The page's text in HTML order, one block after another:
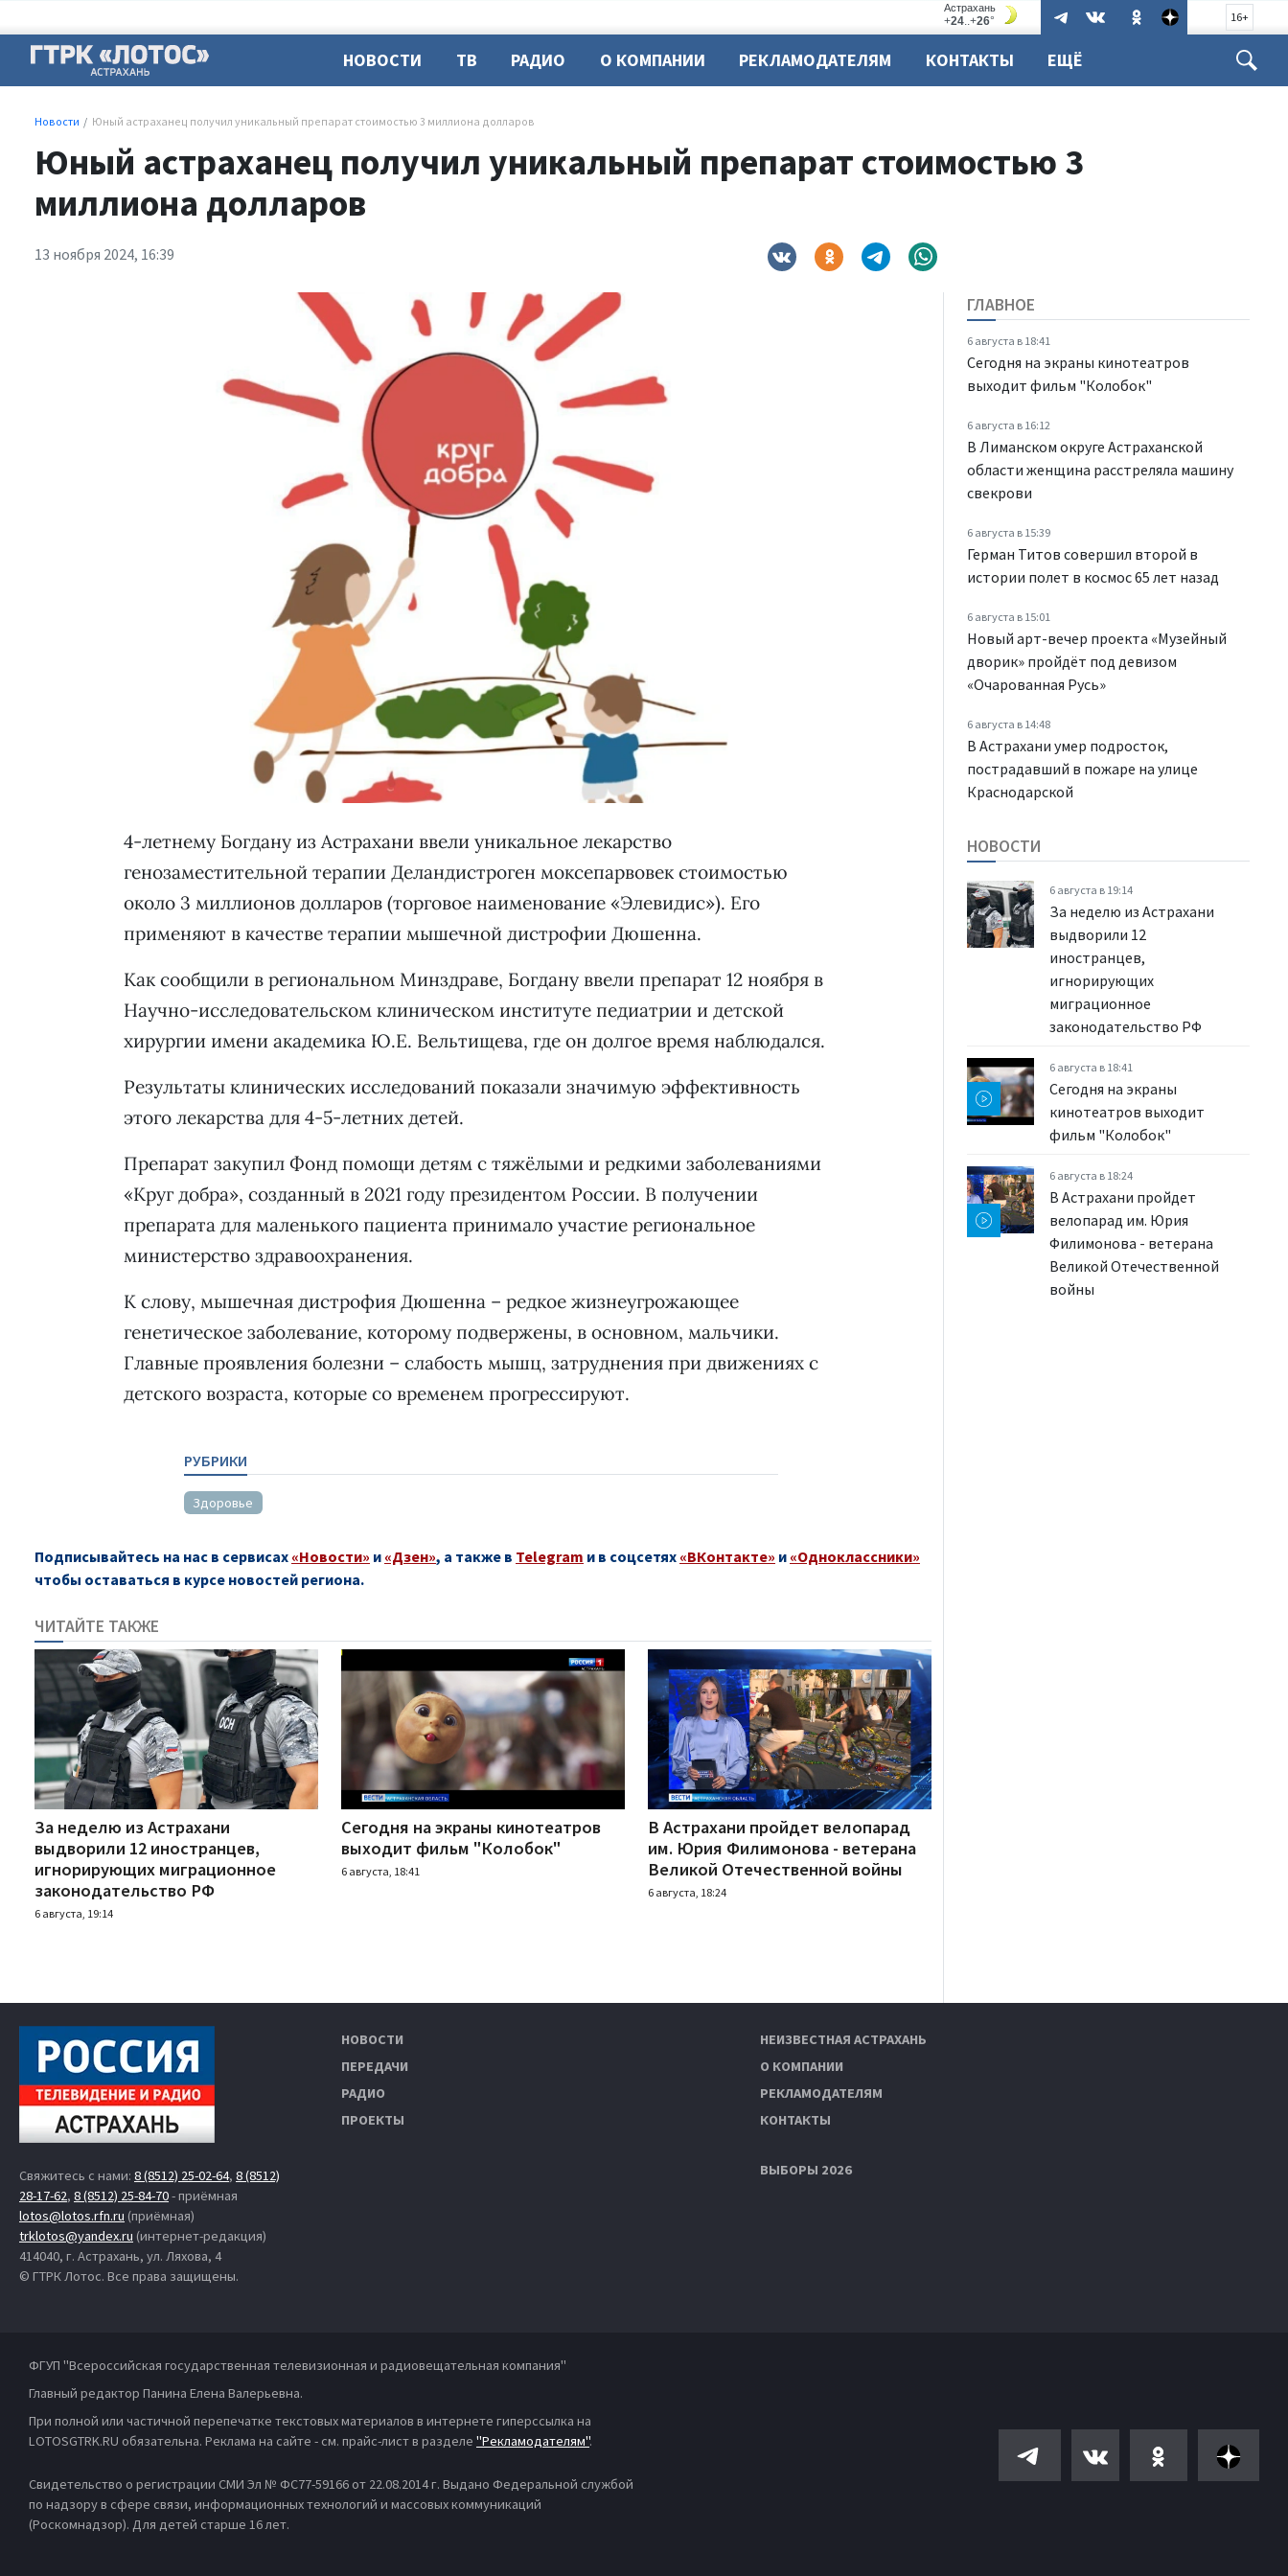
16+
НОВОСТИ ТВ РАДИО О КОМПАНИИ РЕКЛАМОДАТЕЛЯМ КОНТАКТЫ ЕЩЁ
Новости Юный астраханец получил уникальный препарат стоимостью 3 миллиона долларов
Юный астраханец получил уникальный препарат стоимостью 3
миллиона долларов
13 ноября 2024, 16:39
ГЛАВНОЕ
6 августа в 18:41
Сегодня на экраны кинотеатров
выходит фильм "Колобок"
6 августа в 16:12
В Лиманском округе Астраханской
области женщина расстреляла машину
свекрови
6 августа в 15:39
Герман Титов совершил второй в
истории полет в космос 65 лет назад
6 августа в 15:01
Новый арт-вечер проекта «Музейный
дворик» пройдёт под девизом
«Очарованная Русь»
6 августа в 14:48
В Астрахани умер подросток,
пострадавший в пожаре на улице
Краснодарской
4-летнему Богдану из Астрахани ввели уникальное лекарство
генозаместительной терапии Деландистроген моксепарвовек стоимостью
около 3 миллионов долларов (торговое наименование «Элевидис»). Его
применяют в качестве терапии мышечной дистрофии Дюшенна.
Как сообщили в региональном Минздраве, Богдану ввели препарат 12 ноября в
Научно-исследовательском клиническом институте педиатрии и детской
хирургии имени академика Ю.Е. Вельтищева, где он долгое время наблюдался.
Результаты клинических исследований показали значимую эффективность
этого лекарства для 4-5-летних детей.
Препарат закупил Фонд помощи детям с тяжёлыми и редкими заболеваниями
«Круг добра», созданный в 2021 году президентом России. В получении
препарата для маленького пациента принимало участие региональное
министерство здравоохранения.
К слову, мышечная дистрофия Дюшенна – редкое жизнеугрожающее
генетическое заболевание, которому подвержены, в основном, мальчики.
Главные проявления болезни – слабость мышц, затруднения при движениях с
детского возраста, которые со временем прогрессируют.
РУБРИКИ
Здоровье
Подписывайтесь на нас в сервисах «Новости» и «Дзен», а также в Telegram и в соцсетях «ВКонтакте» и «Одноклассники»
чтобы оставаться в курсе новостей региона.
ЧИТАЙТЕ ТАКЖЕ
За неделю из Астрахани
выдворили 12 иностранцев,
игнорирующих миграционное
законодательство РФ
6 августа, 19:14
Сегодня на экраны кинотеатров
выходит фильм "Колобок"
6 августа, 18:41
В Астрахани пройдет велопарад
им. Юрия Филимонова - ветерана
Великой Отечественной войны
6 августа, 18:24
НОВОСТИ
6 августа в 19:14
За неделю из Астрахани
выдворили 12
иностранцев,
игнорирующих
миграционное
законодательство РФ
6 августа в 18:41
Сегодня на экраны
кинотеатров выходит
фильм "Колобок"
6 августа в 18:24
В Астрахани пройдет
велопарад им. Юрия
Филимонова - ветерана
Великой Отечественной
войны
Свяжитесь с нами: 8 (8512) 25-02-64, 8 (8512)
28-17-62, 8 (8512) 25-84-70- приёмная
lotos@lotos.rfn.ru (приёмная)
trklotos@yandex.ru (интернет-редакция)
414040, г. Астрахань, ул. Ляхова, 4
© ГТРК Лотос. Все права защищены.
НОВОСТИ
ПЕРЕДАЧИ
РАДИО
ПРОЕКТЫ
НЕИЗВЕСТНАЯ АСТРАХАНЬ
О КОМПАНИИ
РЕКЛАМОДАТЕЛЯМ
КОНТАКТЫ
ВЫБОРЫ 2026
ФГУП "Всероссийская государственная телевизионная и радиовещательная компания"
Главный редактор Панина Елена Валерьевна.
При полной или частичной перепечатке текстовых материалов в интернете гиперссылка на
LOTOSGTRK.RU обязательна. Реклама на сайте - см. прайс-лист в разделе "Рекламодателям".
Свидетельство о регистрации СМИ Эл № ФС77-59166 от 22.08.2014 г. Выдано Федеральной службой
по надзору в сфере связи, информационных технологий и массовых коммуникаций
(Роскомнадзор). Для детей старше 16 лет.